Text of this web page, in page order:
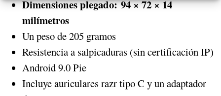
Dimensiones plegado: 94 × 72 × 14
milímetros
Un peso de 205 gramos
Resistencia a salpicaduras (sin certificación IP)
Android 9.0 Pie
Incluye auriculares razr tipo C y un adaptador